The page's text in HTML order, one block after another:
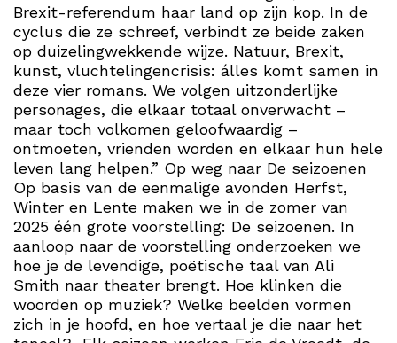
Brexit-referendum haar land op zijn kop. In de
cyclus die ze schreef, verbindt ze beide zaken
op duizelingwekkende wijze. Natuur, Brexit,
kunst, vluchtelingencrisis: álles komt samen in
deze vier romans. We volgen uitzonderlijke
personages, die elkaar totaal onverwacht –
maar toch volkomen geloofwaardig –
ontmoeten, vrienden worden en elkaar hun hele
leven lang helpen.” Op weg naar De seizoenen
Op basis van de eenmalige avonden Herfst,
Winter en Lente maken we in de zomer van
2025 één grote voorstelling: De seizoenen. In
aanloop naar de voorstelling onderzoeken we
hoe je de levendige, poëtische taal van Ali
Smith naar theater brengt. Hoe klinken die
woorden op muziek? Welke beelden vormen
zich in je hoofd, en hoe vertaal je die naar het